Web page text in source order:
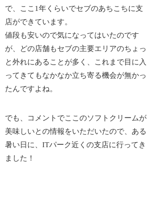
で、ここ1年くらいでセブのあちこちに支
店ができています。
値段も安いので気になってはいたのです
が、どの店舗もセブの主要エリアのちょっ
と外れにある ことが多く、これまで目に入
ってきてもなかなか立ち寄る機会が無かっ
たんですよね。
でも、コメントでここのソフトクリームが
美味しいとの情報をいただいたので、ある
暑い日に、ITパーク近くの支店に行ってき
ました！